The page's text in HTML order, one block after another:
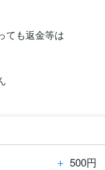
ても返金等は
＋ 500円